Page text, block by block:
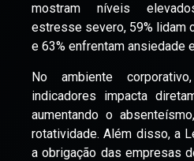
mostram níveis
estresse severo, 59% lidam
e 63% enfrentam ansiedade
No ambiente
indicadores impacta
aumentando o
rotatividade. Além disso, a
a obrigação das empresas